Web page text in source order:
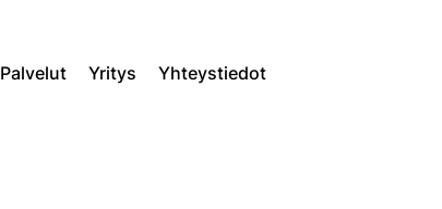
Palvelut Yritys Yhteystiedot